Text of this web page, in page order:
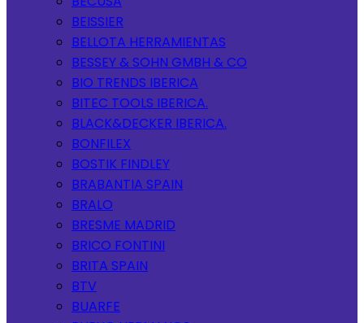
BEISSIER
BELLOTA HERRAMIENTAS
BESSEY & SOHN GMBH & CO
BIO TRENDS IBERICA
BITEC TOOLS IBERICA.
BLACK&DECKER IBERICA.
BONFILEX
BOSTIK FINDLEY
BRABANTIA SPAIN
BRALO
BRESME MADRID
BRICO FONTINI
BRITA SPAIN
BTV
BUARFE